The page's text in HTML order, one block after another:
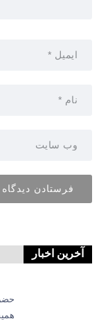
آخرین اخبار